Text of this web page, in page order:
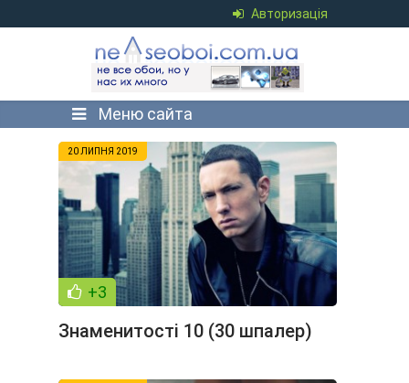
Авторизація
Меню сайта
20 ЛИПНЯ 2019
+3
Знаменитості 10 (30 шпалер)